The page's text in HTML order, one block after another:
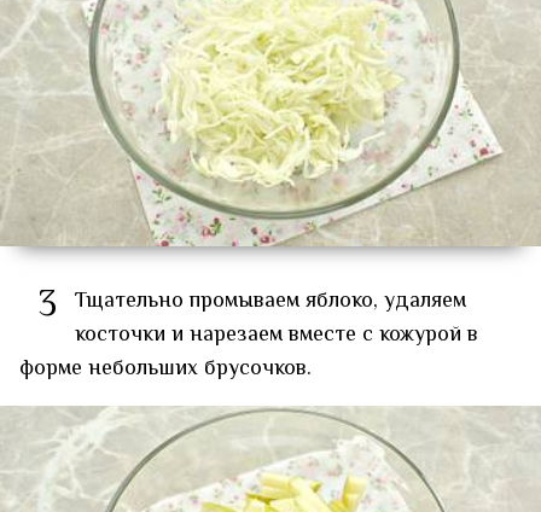
3 Тщательно промываем яблоко, удаляем
косточки и нарезаем вместе с кожурой в
форме небольших брусочков.